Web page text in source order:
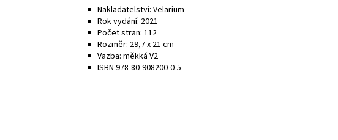
Nakladatelství: Velarium
Rok vydání: 2021
Počet stran: 112
Rozměr: 29,7 x 21 cm
Vazba: měkká V2
ISBN 978-80-908200-0-5